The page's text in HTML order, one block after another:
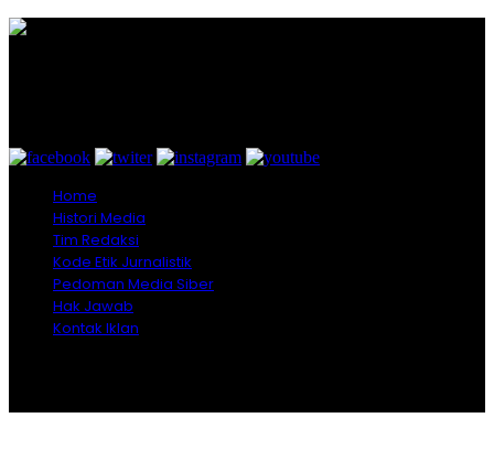
Home
Histori Media
Tim Redaksi
Kode Etik Jurnalistik
Pedoman Media Siber
Hak Jawab
Kontak Iklan